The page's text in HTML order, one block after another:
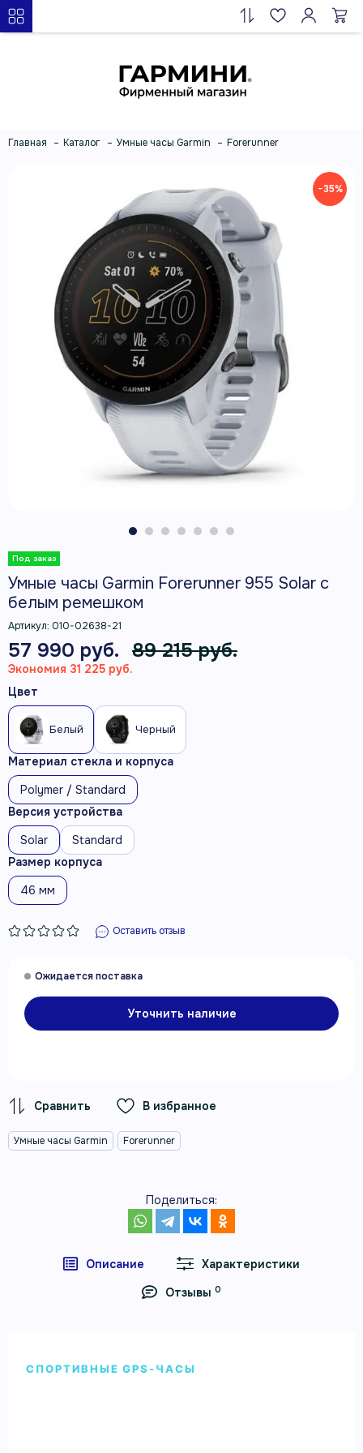
Главная Каталог Умные часы Garmin Forerunner
−35%
Умные часы Garmin Forerunner 955 Solar с
белым ремешком
Артикул: 010-02638-21
57 990 руб. 89 215 руб.
Экономия 31 225 руб.
Цвет
Белый Черный
Материал стекла и корпуса
Polymer / Standard
Версия устройства
Solar
Standard
Размер корпуса
46 мм
Оставить отзыв
Уточнить наличие
В избранное
Умные часы Garmin Forerunner
Поделиться:
Описание
Характеристики
Отзывы 0
СПОРТИВНЫЕ GPS-ЧАСЫ